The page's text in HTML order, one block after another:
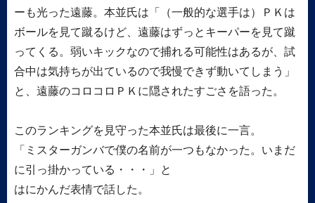
ーも光った遠藤。本並氏は「（一般的な選手は）ＰＫは
ボールを見て蹴るけど、遠藤はずっとキーパーを見て蹴
ってくる。弱いキックなので捕れる可能性はあるが、試
合中は気持ちが出ているので我慢できず動いてしまう」
と、遠藤のコロコロＰＫに隠されたすごさを語った。
このランキングを見守った本並氏は最後に一言。
「ミスターガンバで僕の名前が一つもなかった。いまだ
に引っ掛かっている・・・」と
はにかんだ表情で話した。